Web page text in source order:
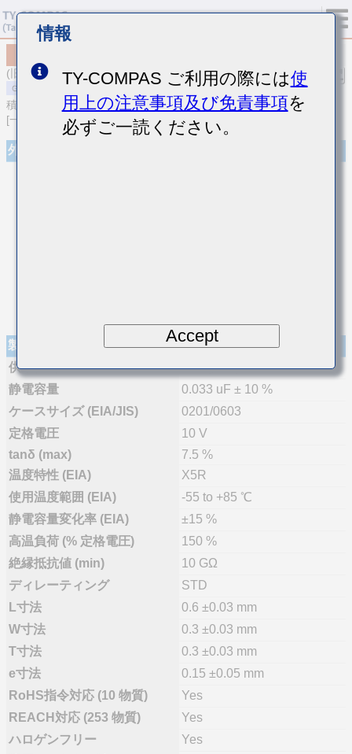
(旧品番 LMK063BJ333KP-F)
積層セラミックコンデンサ
[一般用 積層セラミックコンデンサ (高誘電率系)]
外観
製品仕様
供給体制
量産(推奨)
静電容量
0.033 uF ± 10 %
ケースサイズ (EIA/JIS)
0201/0603
定格電圧
10 V
tanδ (max)
7.5 %
温度特性 (EIA)
X5R
使用温度範囲 (EIA)
-55 to +85 ℃
静電容量変化率 (EIA)
±15 %
高温負荷 (% 定格電圧)
150 %
絶縁抵抗値 (min)
10 GΩ
ディレーティング
STD
L寸法
0.6 ±0.03 mm
W寸法
0.3 ±0.03 mm
T寸法
0.3 ±0.03 mm
e寸法
0.15 ±0.05 mm
RoHS指令対応 (10 物質)
Yes
REACH対応 (253 物質)
Yes
ハロゲンフリー
Yes
情報
TY-COMPAS ご利用の際には使
用上の注意事項及び免責事項を
必ずご一読ください。
Accept